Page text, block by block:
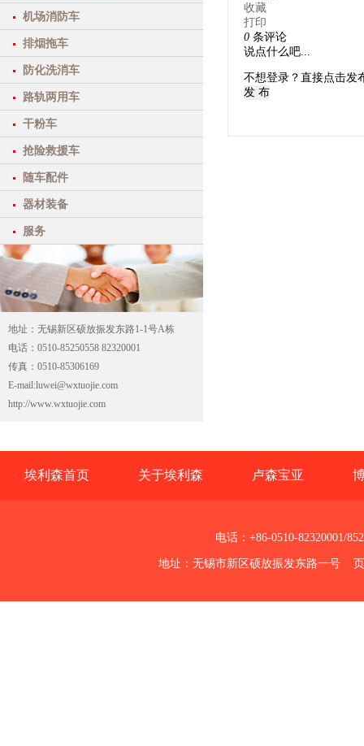
机场消防车
排烟拖车
防化洗消车
路轨两用车
干粉车
抢险救援车
随车配件
器材装备
服务
地址：无锡新区硕放振发东路1-1号A栋
电话：0510-85250558 82320001
传真：0510-85306169
E-mail:luwei@wxtuojie.com
http://www.wxtuojie.com
收藏
打印
0 条评论
不想登录？直接点击发
发 布
埃利森首页 关于埃利森 卢森宝亚
电话：+86-0510-82320001/
地址：无锡市新区硕放振发东路一号